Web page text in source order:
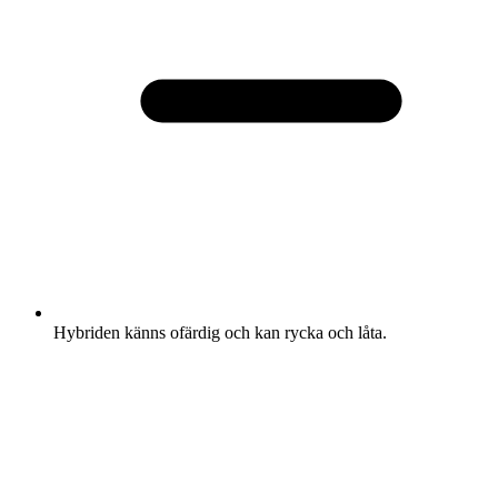
Hybriden känns ofärdig och kan rycka och låta.